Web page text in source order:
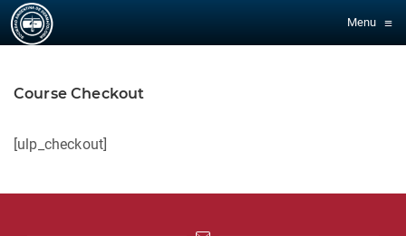
Menu ≡
Course Checkout
[ulp_checkout]